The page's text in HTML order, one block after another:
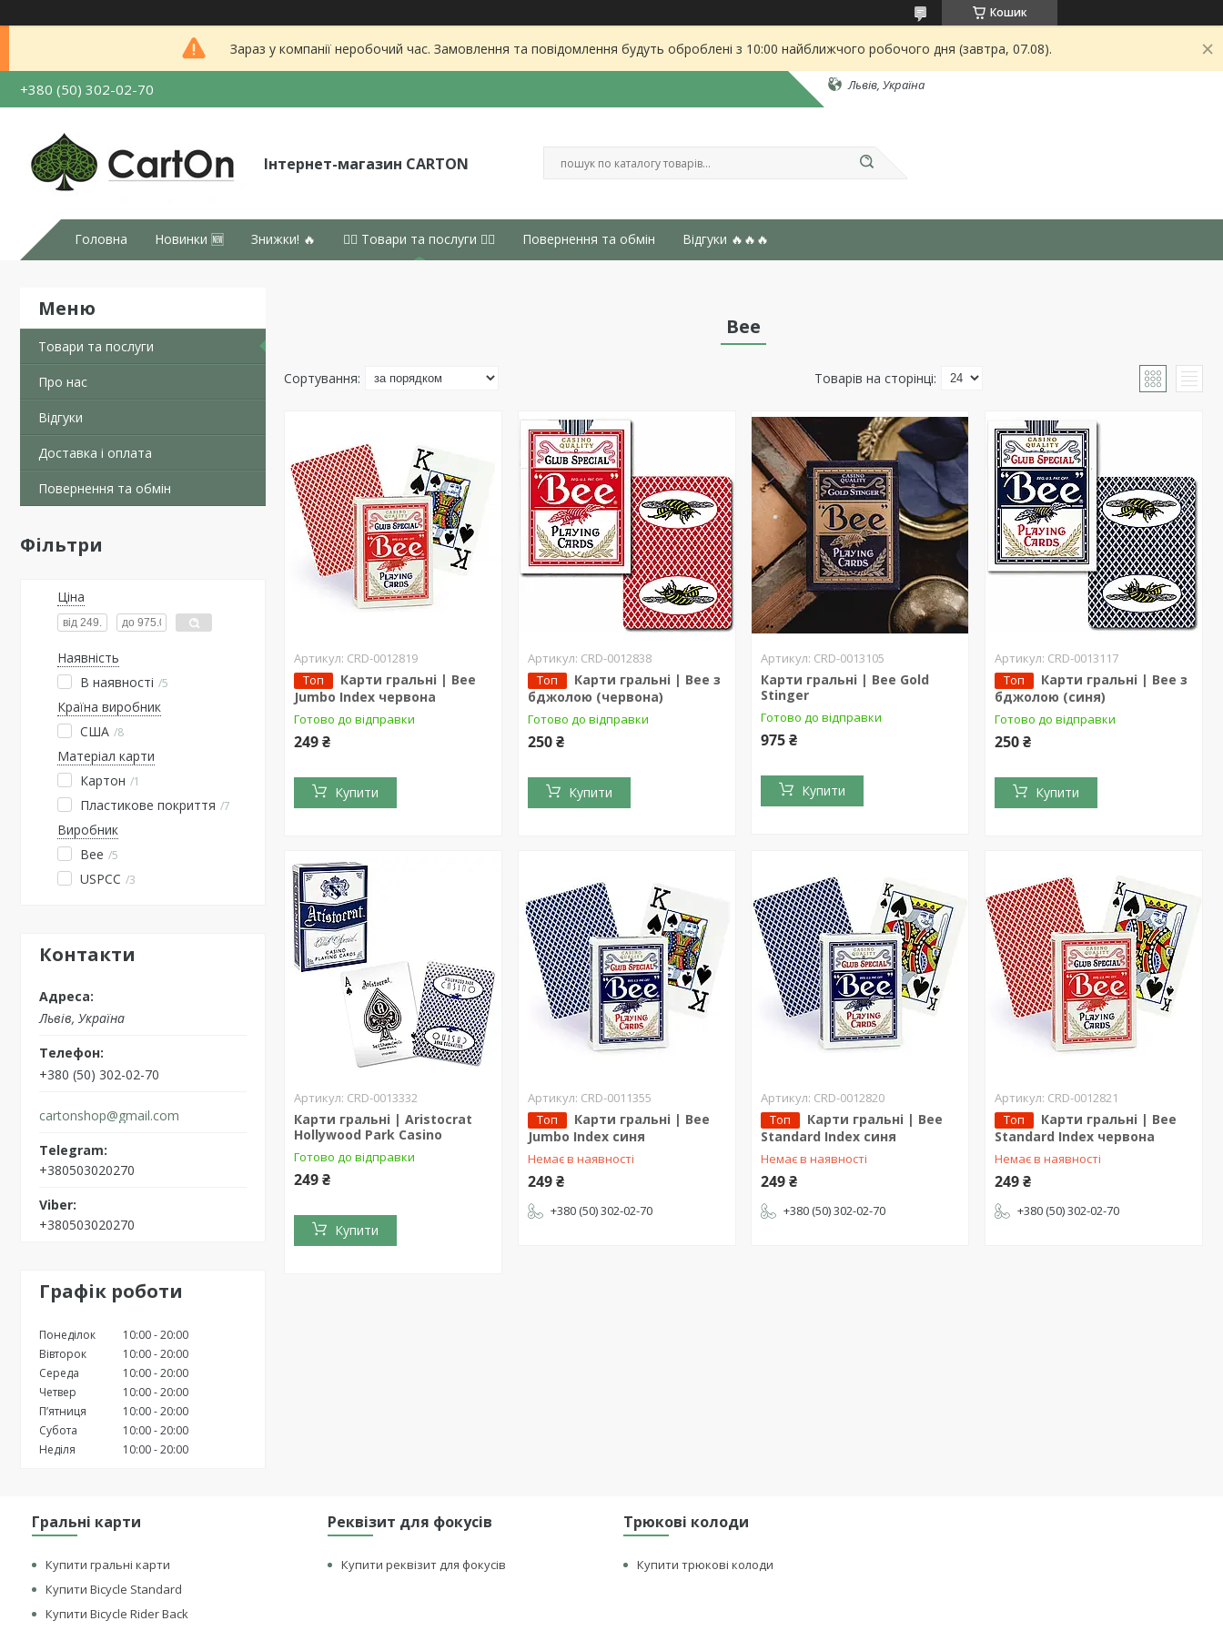
Кошик
Зараз у компанії неробочий час. Замовлення та повідомлення будуть оброблені з 10:00 найближчого робочого дня (завтра, 07.08).
+380 (50) 302-02-70 Львів, Україна
Інтернет-магазин CARTON
Головна Новинки 🆕 Знижки! 🔥 👉🏻 Товари та послуги 👈🏻 Повернення та обмін Відгуки 🔥🔥🔥
Товари та послуги
Про нас
Відгуки
Доставка і оплата
Повернення та обмін
Фільтри
Ціна
Наявність
В наявності 5
Країна виробник
США 8
Матеріал карти
Картон
1
Пластикове покриття 7
Виробник
Bee 5
USPCC 3
Контакти
Львів, Україна
+380 (50) 302-02-70
cartonshop@gmail.com
+380503020270
+380503020270
Графік роботи
Понеділок 10:00 20:00
Вівторок
10:00 20:00
Середа
10:00 20:00
Четвер
10:00 20:00
Пʼятниця
10:00 20:00
Субота
10:00 20:00
Неділя
10:00 20:00
Bee
CRD-0012819
Топ
Карти гральні | Bee
Jumbo Index червона
Готово до відправки
249 ₴
Купити
CRD-0012838
Топ
Карти гральні | Bee з
бджолою (червона)
Готово до відправки
250 ₴
Купити
CRD-0013105
Карти гральні | Bee Gold
Stinger
Готово до відправки
975 ₴
Купити
CRD-0013117
Топ
Карти гральні | Bee з
бджолою (синя)
Готово до відправки
250 ₴
Купити
CRD-0013332
Карти гральні | Aristocrat
Hollywood Park Casino
Готово до відправки
249 ₴
Купити
CRD-0011355
Топ
Карти гральні | Bee
Jumbo Index синя
Немає в наявності
249 ₴
+380 (50) 302-02-70
CRD-0012820
Топ
Карти гральні | Bee
Standard Index синя
Немає в наявності
249 ₴
+380 (50) 302-02-70
CRD-0012821
Топ
Карти гральні | Bee
Standard Index червона
Немає в наявності
249 ₴
+380 (50) 302-02-70
Гральні карти
Купити гральні карти
Купити Bicycle Standard
Купити Bicycle Rider Back
Реквізит для фокусів
Купити реквізит для фокусів
Трюкові колоди
Купити трюкові колоди